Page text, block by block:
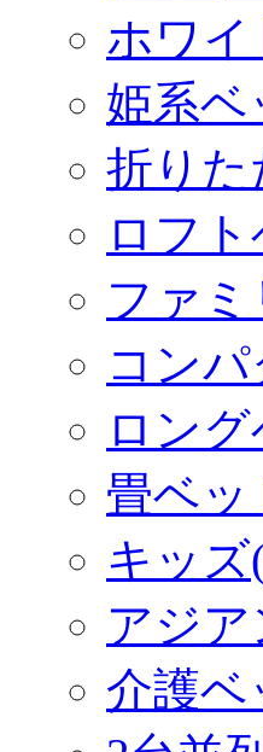
ホワイ
姫系ベ
折りた
ロフ
ファ
コン
ロン
畳ベッ
キッ
アジ
介護ベ